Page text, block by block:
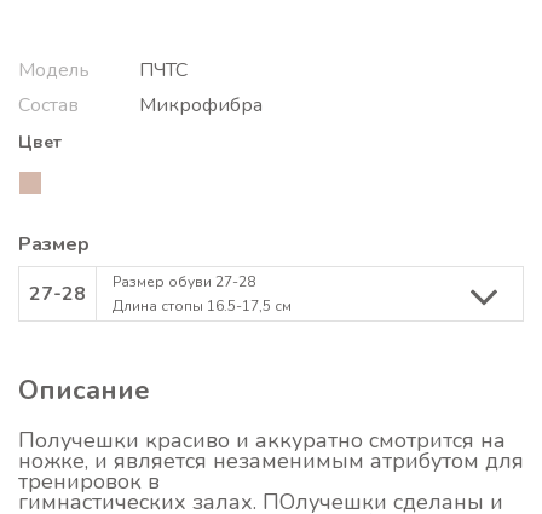
Модель
ПЧТС
Состав
Микрофибра
Цвет
Размер
27-28
Размер обуви 27-28
Длина стопы 16.5-17,5 см
Описание
Получешки красиво и аккуратно смотрится на
ножке, и является незаменимым атрибутом для
тренировок в
гимнастических залах. ПОлучешки сделаны и